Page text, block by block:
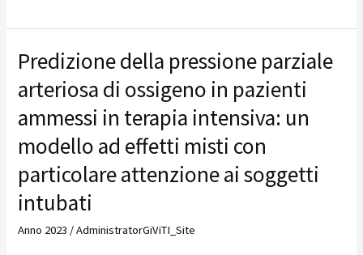
Predizione della pressione parziale
arteriosa di ossigeno in pazienti
ammessi in terapia intensiva: un
modello ad effetti misti con
particolare attenzione ai soggetti
intubati
Anno 2023 /AdministratorGiViTI_Site
Predizione
della
pressione
parziale
arteriosa
di
ossigeno
in
pazienti